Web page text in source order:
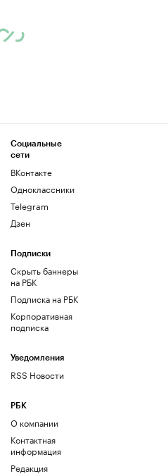
Социальные
сети
ВКонтакте
Одноклассники
Telegram
Дзен
Подписки
Скрыть баннеры
на РБК
Подписка на РБК
Корпоративная
подписка
Уведомления
RSS Новости
РБК
О компании
Контактная
информация
Редакция